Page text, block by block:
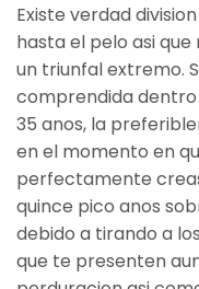
Existe verdad
hasta el pelo asi
un triunfal extremo.
comprendida dentro
35 anos, la
en el momento en
perfectamente
quince pico anos
debido a tirando a
que te presenten